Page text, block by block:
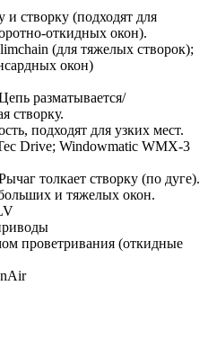
и створку (подходят для
откидных окон).
(для тяжелых створок);
окон)
разматывается/
створку.
подходят для узких мест.
Drive; Windowmatic WMX-3
толкает створку (по дуге).
и тяжелых окон.
проветривания (откидные